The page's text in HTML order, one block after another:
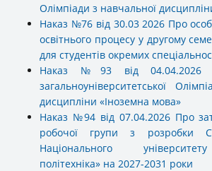
Олімпіади з навчальної
Наказ №76 від 30.03 2026 Про
освітнього процесу у другому
для студентів окремих
Наказ №93 від 04.04.2026
загальноуніверситетської
дисципліни «Іноземна мова»
Наказ №94 від 07.04.2026 Про
робочої групи з розробки
Національного
політехніка» на 2027-2031 роки